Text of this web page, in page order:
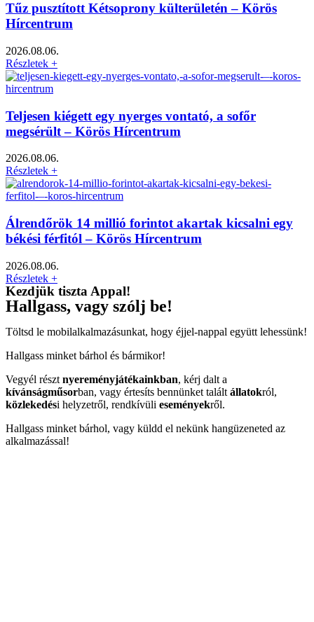
Tűz pusztított Kétsoprony külterületén – Körös
Hírcentrum
2026.08.06.
Részletek +
Teljesen kiégett egy nyerges vontató, a sofőr
megsérült – Körös Hírcentrum
2026.08.06.
Részletek +
Álrendőrök 14 millió forintot akartak kicsalni egy
békési férfitól – Körös Hírcentrum
2026.08.06.
Részletek +
Kezdjük tiszta Appal!
Hallgass, vagy szólj be!
Töltsd le mobilalkalmazásunkat, hogy éjjel-nappal együtt lehessünk!
Hallgass minket bárhol és bármikor!
Vegyél részt nyereményjátékainkban, kérj dalt a
kívánságműsorban, vagy értesíts bennünket talált állatokról,
közlekedési helyzetről, rendkívüli eseményekről.
Hallgass minket bárhol, vagy küldd el nekünk hangüzeneted az
alkalmazással!